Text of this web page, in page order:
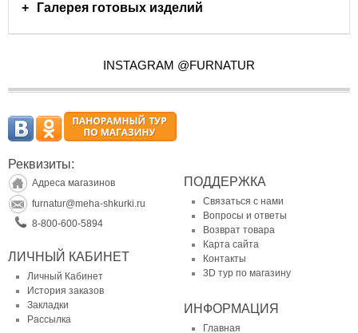
Галерея готовых изделий
INSTAGRAM @FURNATUR
Реквизиты:
Адреса магазинов
furnatur@meha-shkurki.ru
8-800-600-5894
ЛИЧНЫЙ КАБИНЕТ
Личный Кабинет
История заказов
Закладки
Рассылка
ПОДДЕРЖКА
Связаться с нами
Вопросы и ответы
Возврат товара
Карта сайта
Контакты
3D тур по магазину
ИНФОРМАЦИЯ
Главная